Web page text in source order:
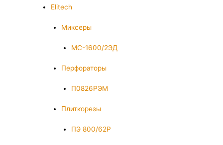
Elitech
Миксеры
МС-1600/2ЭД
Перфораторы
П0826РЭМ
Плиткорезы
ПЭ 800/62Р